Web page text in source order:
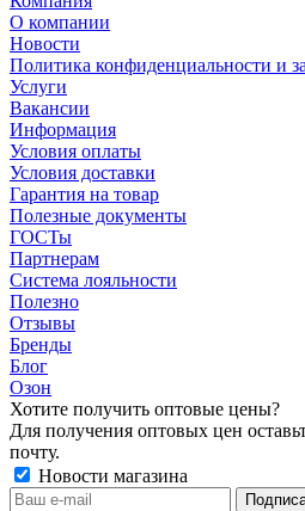
О компании
Новости
Политика конфиденциальности и
Услуги
Вакансии
Информация
Условия оплаты
Условия доставки
Гарантия на товар
Полезные документы
ГОСТы
Партнерам
Система лояльности
Полезно
Отзывы
Бренды
Блог
Озон
Хотите получить оптовые цены?
Для получения оптовых цен
почту.
Новости магазина